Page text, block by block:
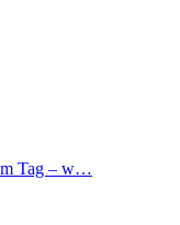
Tag – w…